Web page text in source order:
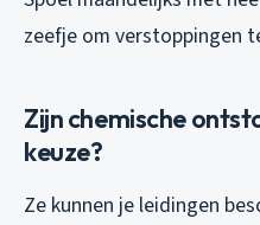
zeefje om verstoppingen
Zijn chemische
keuze?
Ze kunnen je leidingen